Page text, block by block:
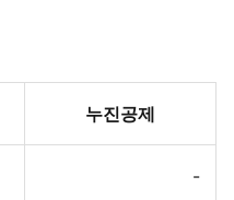
누진공제
-